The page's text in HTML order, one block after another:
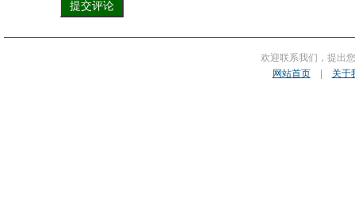
欢迎联系我们，提出
网站首页| 关于